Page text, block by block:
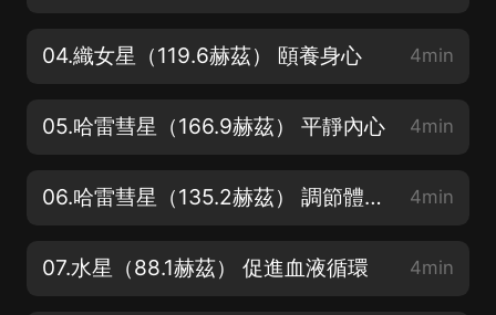
04.織女星（119.6赫茲） 頤養身心 4min
05.哈雷彗星（166.9赫茲） 平靜內心 4min
06.哈雷彗星（135.2赫茲） 調節體內生態系統 4min
07.水星（88.1赫茲） 促進血液循環 4min